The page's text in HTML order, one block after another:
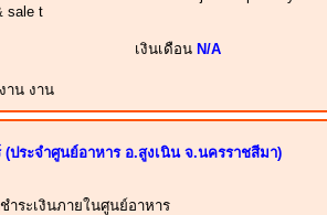
sale t
เงินเดือน N/A
าน งาน
(ประจำศูนย์อาหาร อ.สูงเนิน จ.นครราชสีมา)
ำระเงินภายในศูนย์อาหาร